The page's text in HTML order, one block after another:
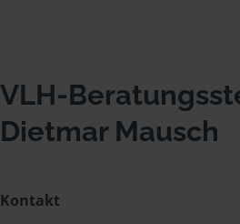
VLH-
Dietmar Mausch
Kontakt